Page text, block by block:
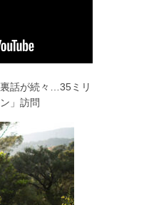
話が続々…35ミリ
」訪問